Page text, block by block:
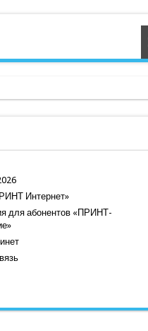
Интернет»
для абонентов «ПРИНТ-